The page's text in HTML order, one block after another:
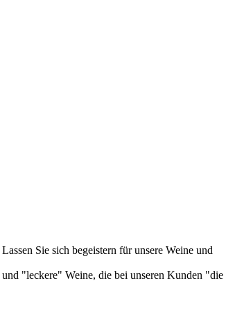
Sie sich begeistern für unsere Weine und
"leckere" Weine, die bei unseren Kunden "die